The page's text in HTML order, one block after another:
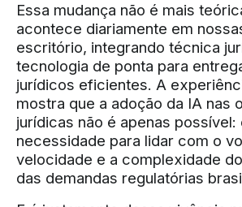
Essa mudança não é mais
acontece diariamente em
escritório, integrando técnica
tecnologia de ponta para
jurídicos eficientes. A
mostra que a adoção da IA nas
jurídicas não é apenas possível:
necessidade para lidar com o
velocidade e a complexidade
das demandas regulatórias